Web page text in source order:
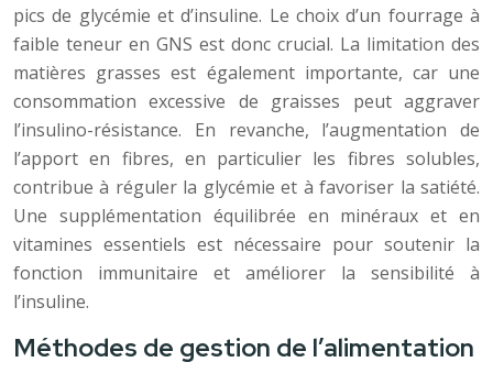
pics de glycémie et d’insuline. Le choix d’un fourrage à
faible teneur en GNS est donc crucial. La limitation des
matières grasses est également importante, car une
consommation excessive de graisses peut aggraver
l’insulino-résistance. En revanche, l’augmentation de
l’apport en fibres, en particulier les fibres solubles,
contribue à réguler la glycémie et à favoriser la satiété.
Une supplémentation équilibrée en minéraux et en
vitamines essentiels est nécessaire pour soutenir la
fonction immunitaire et améliorer la sensibilité à
l’insuline.
Méthodes de gestion de l’alimentation